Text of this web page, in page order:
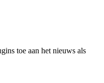
toe aan het nieuws als